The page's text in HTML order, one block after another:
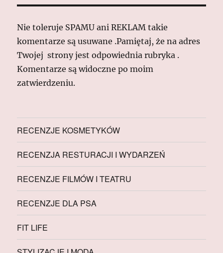
Nie toleruje SPAMU ani REKLAM takie
komentarze są usuwane .Pamiętaj, że na adres
Twojej strony jest odpowiednia rubryka .
Komentarze są widoczne po moim
zatwierdzeniu.
RECENZJE KOSMETYKÓW
RECENZJA RESTURACJI I WYDARZEŃ
RECENZJE FILMÓW I TEATRU
RECENZJE DLA PSA
FIT LIFE